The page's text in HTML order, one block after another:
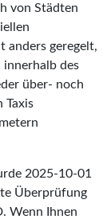
von Städten
anders geregelt,
innerhalb des
über- noch
Taxis
2025-10-01
Überprüfung
. Wenn Ihnen